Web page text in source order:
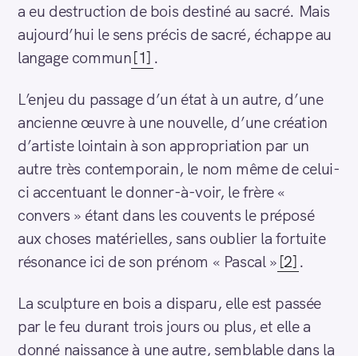
a eu destruction de bois destiné au sacré. Mais
aujourd’hui le sens précis de sacré, échappe au
langage commun[1] .
L’enjeu du passage d’un état à un autre, d’une
ancienne œuvre à une nouvelle, d’une création
d’artiste lointain à son appropriation par un
autre très contemporain, le nom même de celui-
ci accentuant le donner-à-voir, le frère «
convers » étant dans les couvents le préposé
aux choses matérielles, sans oublier la fortuite
résonance ici de son prénom « Pascal » [2] .
La sculpture en bois a disparu, elle est passée
par le feu durant trois jours ou plus, et elle a
donné naissance à une autre, semblable dans la